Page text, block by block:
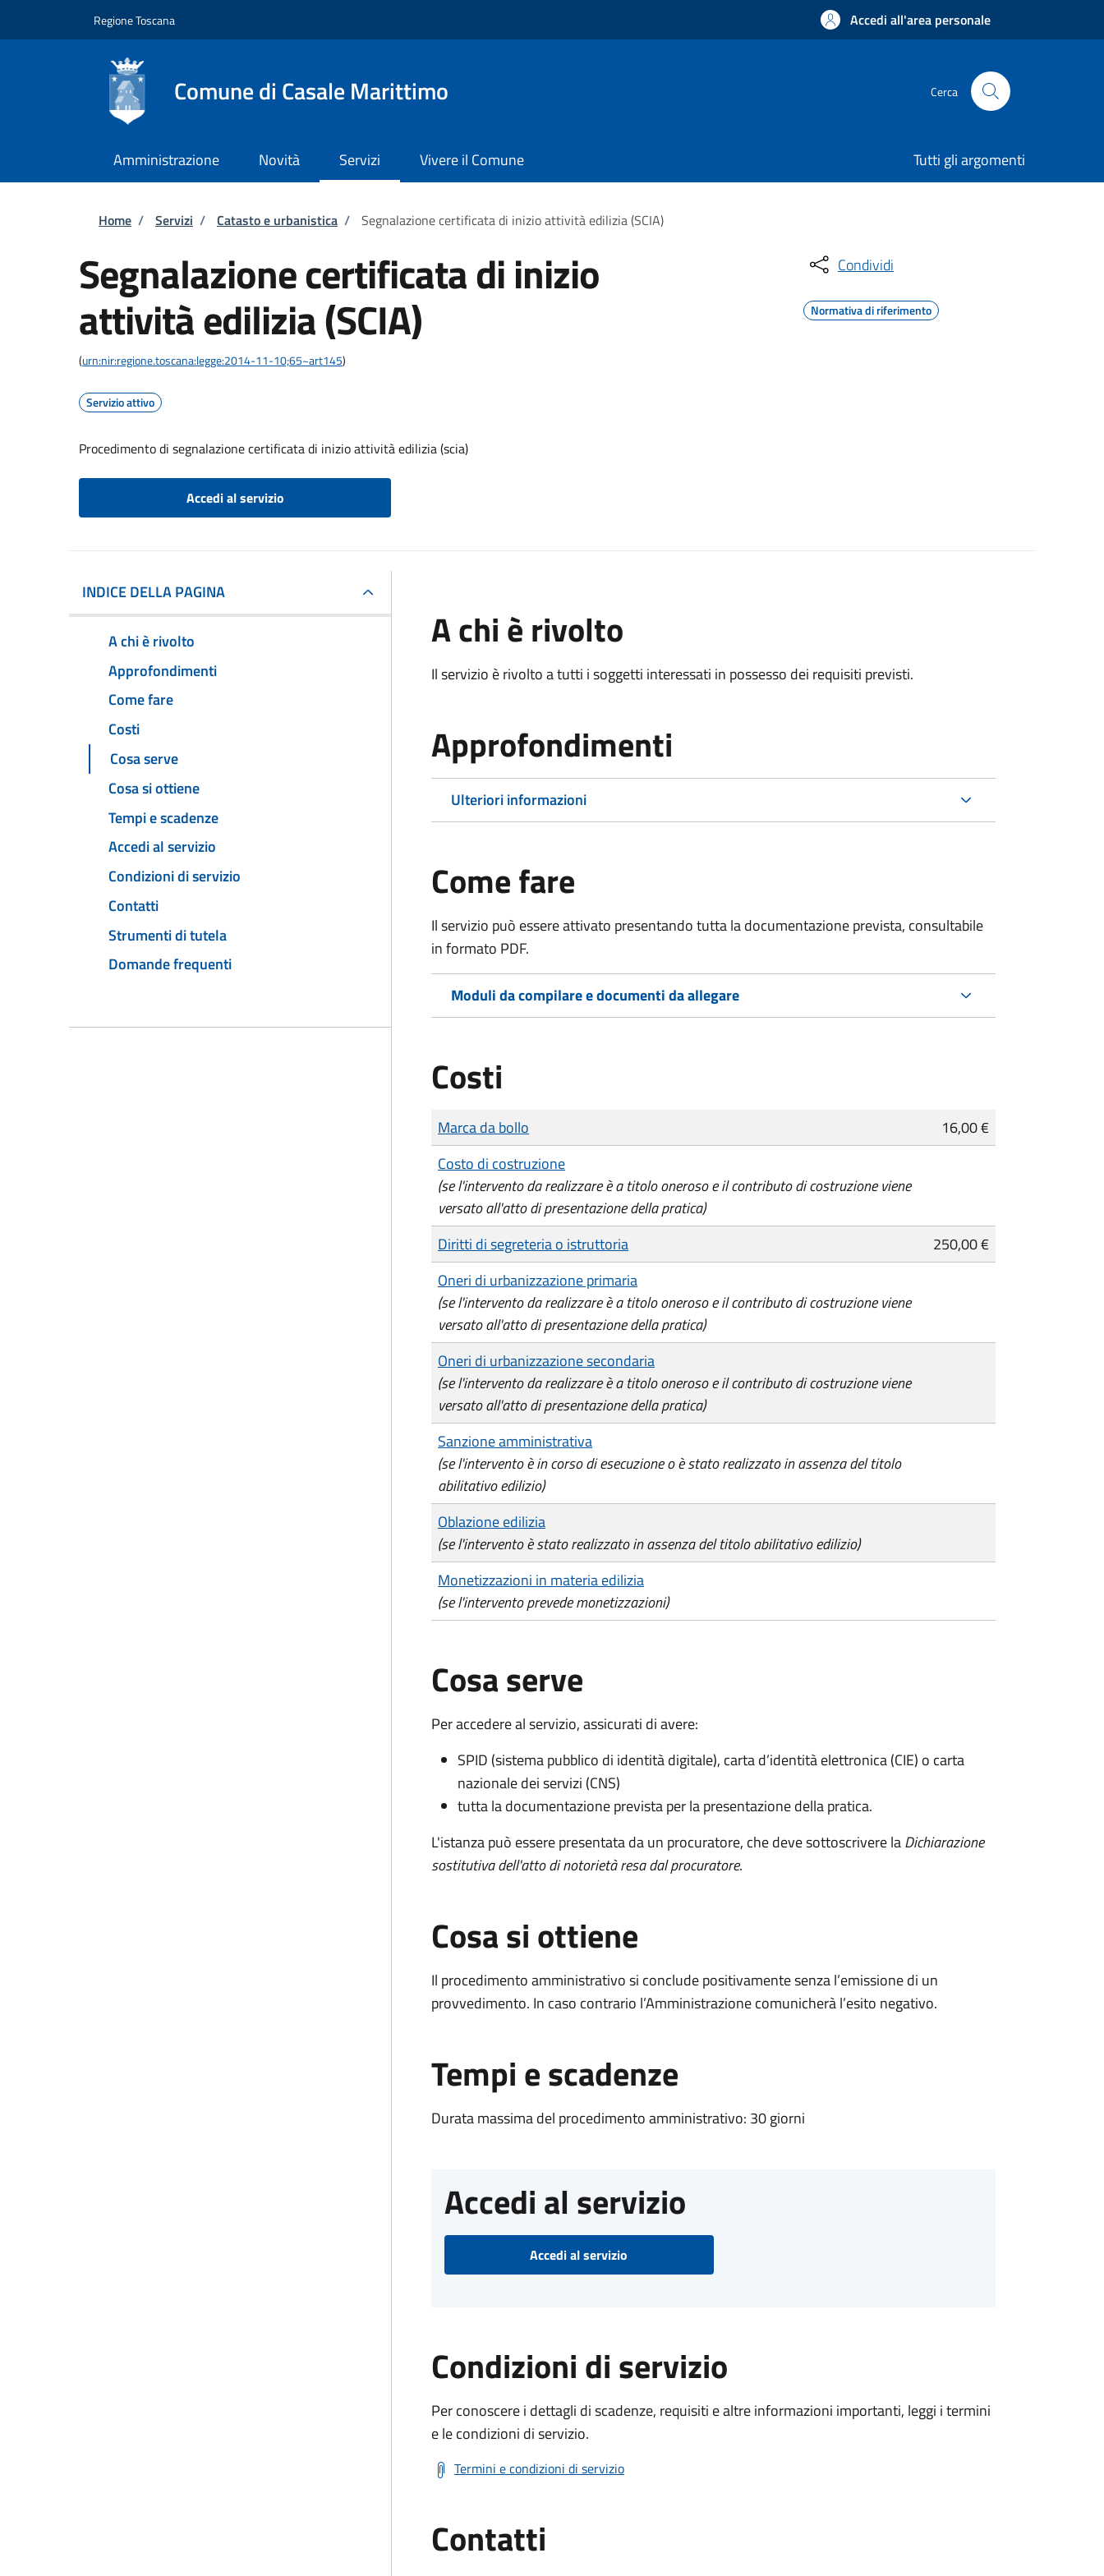
Regione Toscana Accedi all'area personale
Comune di Casale Marittimo Cerca
Amministrazione Novità Servizi Vivere il Comune Tutti gli argomenti
Briciole di pane
Home / Servizi / Catasto e urbanistica / Segnalazione certificata di inizio attività edilizia (SCIA)
Segnalazione certificata di inizio
attività edilizia (SCIA)
(urn:nir:regione.toscana:legge:2014-11-10;65~art145)
Servizio attivo
Procedimento di segnalazione certificata di inizio attività edilizia (scia)
Accedi al servizio
Condividi
Normativa di riferimento
INDICE DELLA PAGINA
A chi è rivolto
Approfondimenti
Come fare
Costi
Cosa serve
Cosa si ottiene
Tempi e scadenze
Accedi al servizio
Condizioni di servizio
Contatti
Strumenti di tutela
Domande frequenti
A chi è rivolto
Il servizio è rivolto a tutti i soggetti interessati in possesso dei requisiti previsti.
Approfondimenti
Ulteriori informazioni
Come fare
Il servizio può essere attivato presentando tutta la documentazione prevista, consultabile
in formato PDF.
Moduli da compilare e documenti da allegare
Costi
Tipo di pagamento
Importo
Marca da bollo
16,00 €
Costo di costruzione
(se l'intervento da realizzare è a titolo oneroso e il contributo di costruzione viene
versato all'atto di presentazione della pratica)
Diritti di segreteria o istruttoria
250,00 €
Oneri di urbanizzazione primaria
(se l'intervento da realizzare è a titolo oneroso e il contributo di costruzione viene
versato all'atto di presentazione della pratica)
Oneri di urbanizzazione secondaria
(se l'intervento da realizzare è a titolo oneroso e il contributo di costruzione viene
versato all'atto di presentazione della pratica)
Sanzione amministrativa
(se l'intervento è in corso di esecuzione o è stato realizzato in assenza del titolo
abilitativo edilizio)
Oblazione edilizia
(se l'intervento è stato realizzato in assenza del titolo abilitativo edilizio)
Monetizzazioni in materia edilizia
(se l'intervento prevede monetizzazioni)
Cosa serve
Per accedere al servizio, assicurati di avere:
SPID (sistema pubblico di identità digitale), carta d’identità elettronica (CIE) o carta
nazionale dei servizi (CNS)
tutta la documentazione prevista per la presentazione della pratica.
L'istanza può essere presentata da un procuratore, che deve sottoscrivere laDichiarazione
sostitutiva dell'atto di notorietà resa dal procuratore.
Cosa si ottiene
Il procedimento amministrativo si conclude positivamente senza l’emissione di un
provvedimento. In caso contrario l’Amministrazione comunicherà l’esito negativo.
Tempi e scadenze
Durata massima del procedimento amministrativo: 30 giorni
Accedi al servizio
Accedi al servizio
Condizioni di servizio
Per conoscere i dettagli di scadenze, requisiti e altre informazioni importanti, leggi i termini
e le condizioni di servizio.
Termini e condizioni di servizio
Contatti